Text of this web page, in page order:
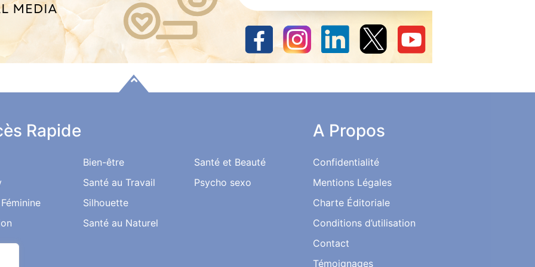
Rapide
Bien-être
Santé au Travail
Silhouette
Santé au Naturel
Santé et Beauté
Psycho sexo
A Propos
Confidentialité
Mentions Légales
Charte Éditoriale
Conditions d’utilisation
Contact
Témoignages